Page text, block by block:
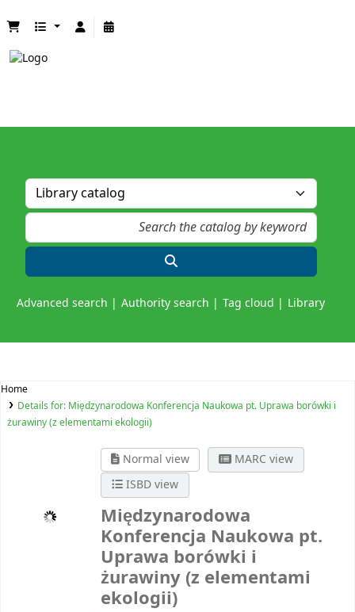
Advanced search Authority search Tag cloud Library
Home
Details for: Międzynarodowa Konferencja Naukowa pt. Uprawa borówki i
żurawiny (z elementami ekologii)
Normal view
MARC view
ISBD view
Międzynarodowa
Konferencja Naukowa pt.
Uprawa borówki i
żurawiny (z elementami
ekologii)